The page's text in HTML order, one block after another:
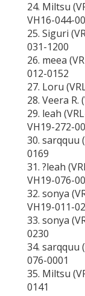
24. Miltsu
VH16-044-
25. Siguri
031-1200
26. meea
012-0152
27. Loru
28. Veera
29. leah
VH19-272-
30. sarqquu
0169
31. ?leah
VH19-076-
32. sonya
VH19-011-
33. sonya
0230
34. sarqquu
076-0001
35. Miltsu
0141